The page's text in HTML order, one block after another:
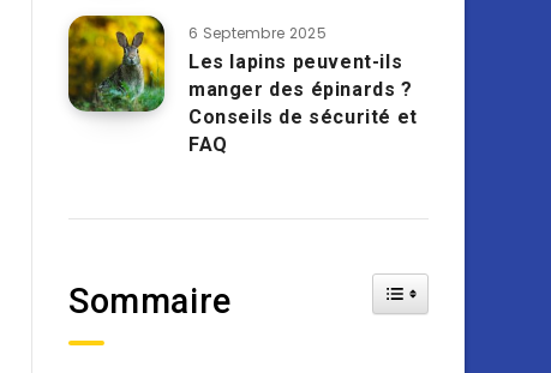
6 Septembre 2025
Les lapins peuvent-ils
manger des épinards ?
Conseils de sécurité et
FAQ
Sommaire Toggle Table of